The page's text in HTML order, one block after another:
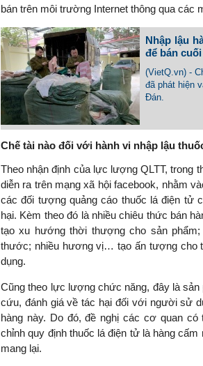
bán trên môi trường Internet thông qua các
Nhập lậu
để bán
(VietQ.vn) -
đã phát hiện
Đán.
Chế tài nào đối với hành vi nhập lậu
Theo nhận định của lực lượng QLTT, trong
diễn ra trên mạng xã hội facebook, nhằm
các đối tượng quảng cáo thuốc lá điện tử
hại. Kèm theo đó là nhiều chiêu thức bán
tạo xu hướng thời thượng cho sản
thước; nhiều hương vị… tạo ấn tượng cho
dụng.
Cũng theo lực lượng chức năng, đây là
cứu, đánh giá về tác hại đối với người sử
hàng này. Do đó, đề nghị các cơ quan
chỉnh quy định thuốc lá điện tử là hàng
mang lại.